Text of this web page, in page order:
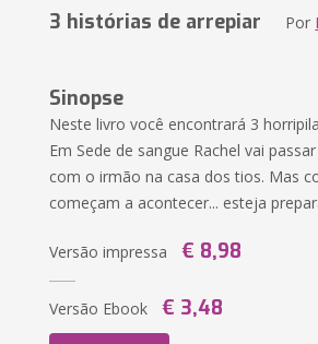
3 histórias de arrepiar Por
Sinopse
Neste livro você encontrará 3
Em Sede de sangue Rachel vai
com o irmão na casa dos tios. Mas
começam a acontecer... esteja
Versão impressa € 8,98
Versão Ebook € 3,48